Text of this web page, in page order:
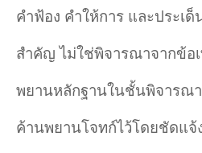
คำฟ้อง คำให้การ และประเ
สำคัญ ไม่ใช่พิจารณาจากข้อ
พยานหลักฐานในชั้นพิจารณา
ค้านพยานโจทก์ไว้โดยชัดแจ้